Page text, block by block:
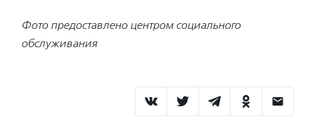
Фото предоставлено центром социального
обслуживания